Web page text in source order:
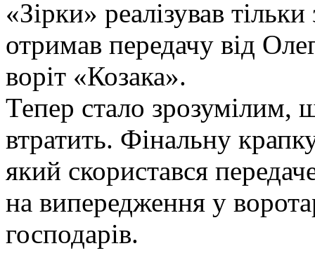
«Зірки» реалізував
отримав передачу від
воріт «Козака».
Тепер стало зрозумілим,
втратить. Фінальну
який скористався
на випередження у
господарів.